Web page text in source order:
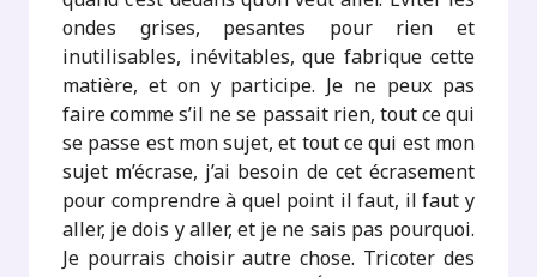
ondes grises, pesantes pour rien et
inutilisables, inévitables, que fabrique cette
matière, et on y participe. Je ne peux pas
faire comme s’il ne se passait rien, tout ce qui
se passe est mon sujet, et tout ce qui est mon
sujet m’écrase, j’ai besoin de cet écrasement
pour comprendre à quel point il faut, il faut y
aller, je dois y aller, et je ne sais pas pourquoi.
Je pourrais choisir autre chose. Tricoter des